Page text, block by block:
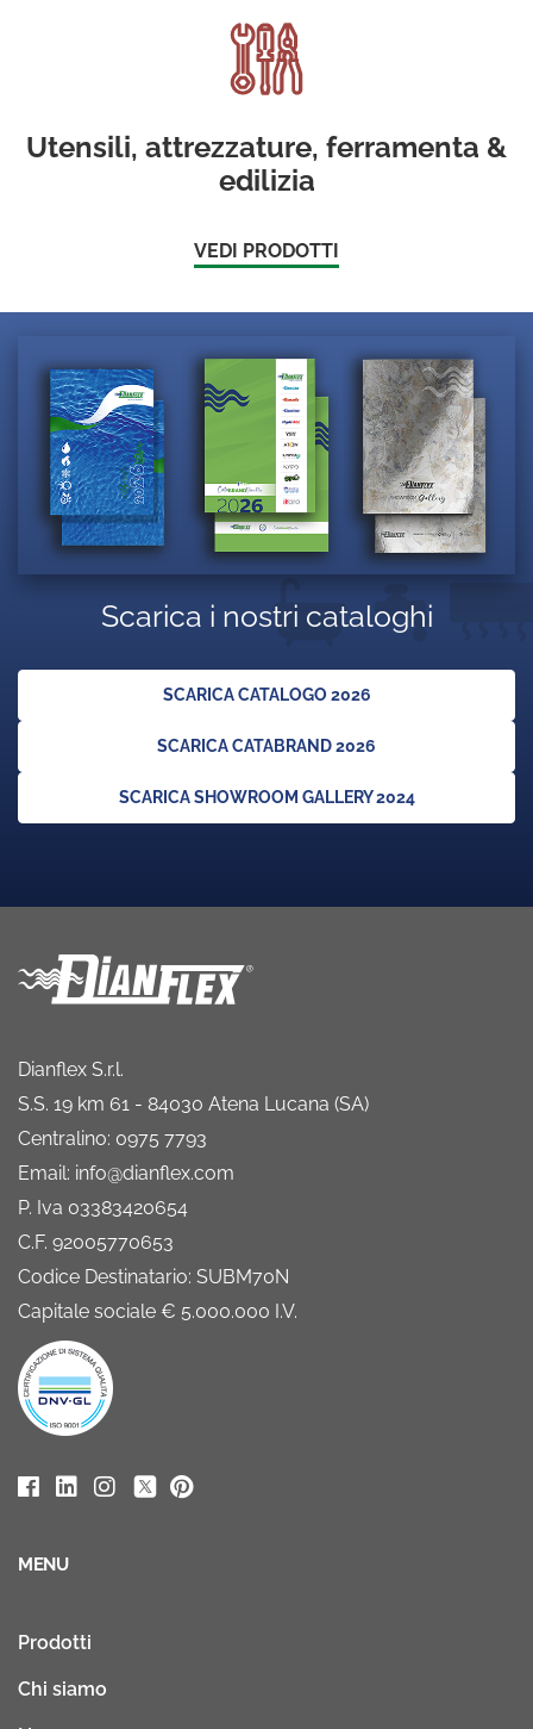
Utensili, attrezzature, ferramenta &
edilizia
VEDI PRODOTTI
Scarica i nostri cataloghi
SCARICA CATALOGO 2026
SCARICA CATABRAND 2026
SCARICA SHOWROOM GALLERY 2024
Dianflex S.r.l.
S.S. 19 km 61 - 84030 Atena Lucana (SA)
Centralino: 0975 7793
Email: info@dianflex.com
P. Iva 03383420654
C.F. 92005770653
Codice Destinatario: SUBM70N
Capitale sociale € 5.000.000 I.V.
MENU
Prodotti
Chi siamo